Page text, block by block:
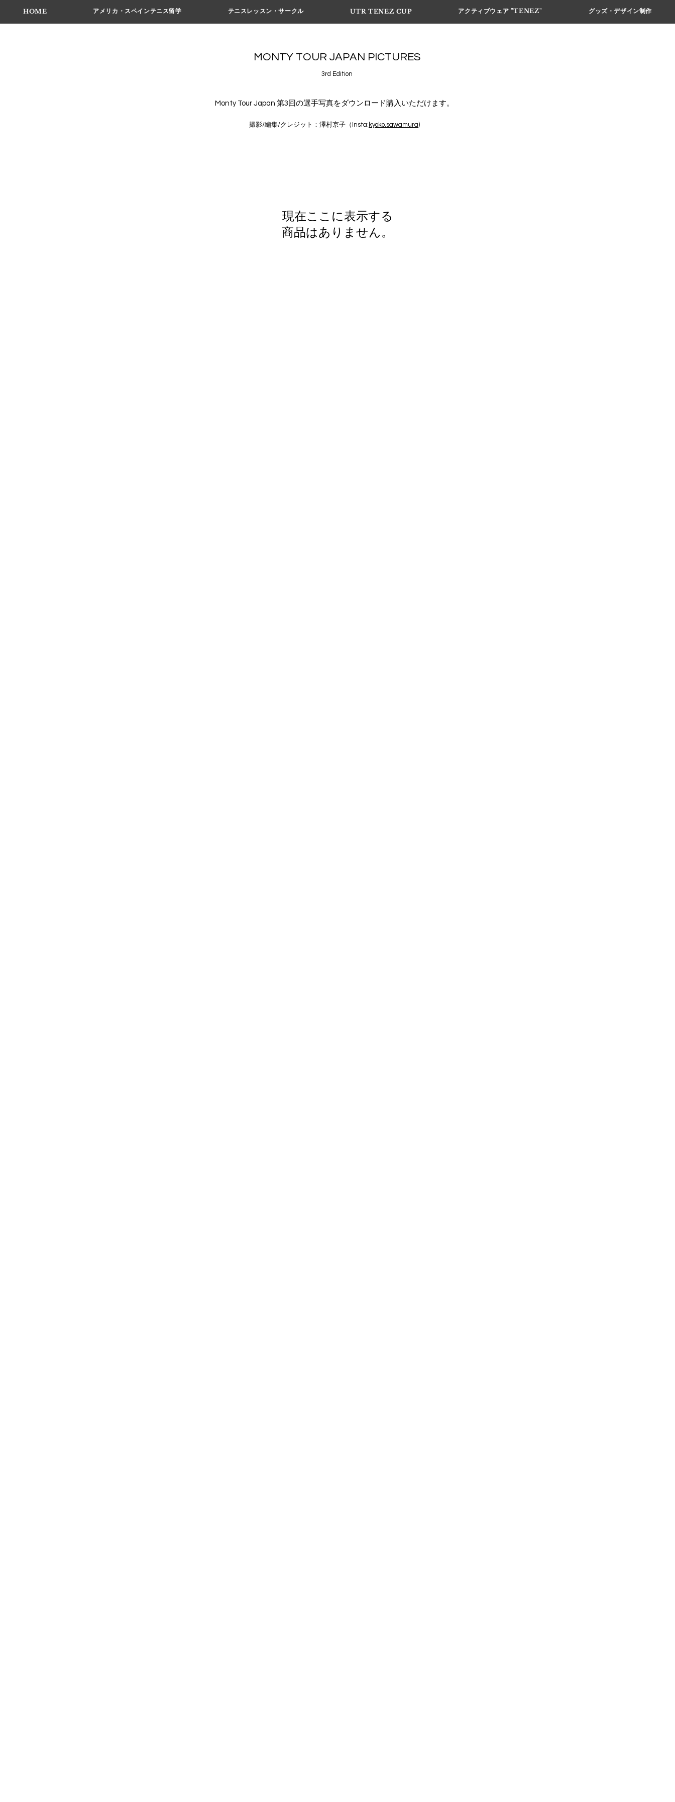
HOME アメリカ・スペインテニス留学 テニスレッスン・サークル UTR TENEZ CUP アクティブウェア "TENEZ" グッズ・デザイン制作
MONTY TOUR JAPAN PICTURES
3rd Edition
Monty Tour Japan 第3回の選手写真をダウンロード購入いただけます。
撮影/編集/​クレジット：澤村京子（Insta: kyoko.sawamura)
現在ここに表示する
商品はありません。